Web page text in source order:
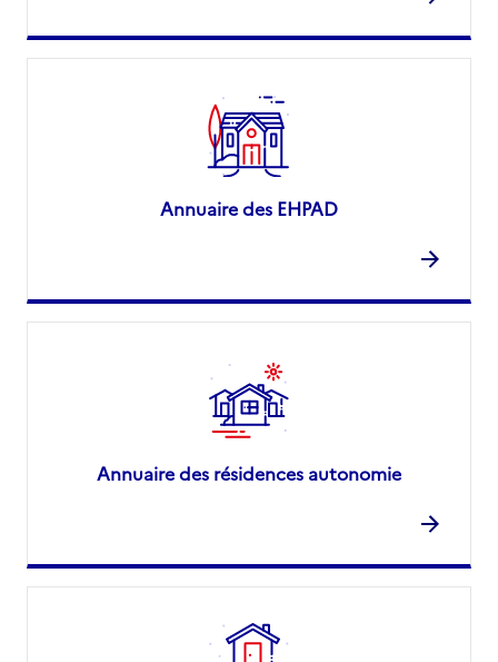
Annuaire des EHPAD
Annuaire des résidences autonomie